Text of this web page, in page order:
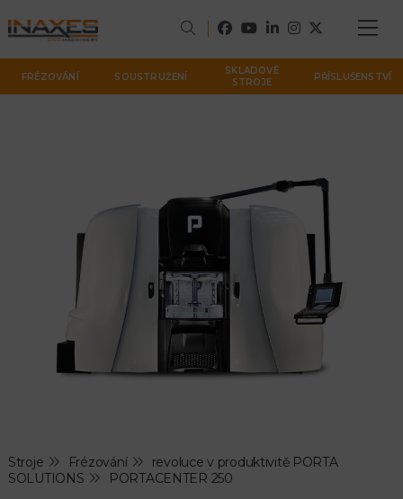
FRÉZOVÁNÍ SOUSTRUŽENÍ
SKLADOVÉ
STROJE
PŘÍSLUŠENSTVÍ
Stroje Frézování
revoluce v produktivitě PORTA
SOLUTIONS
PORTACENTER 250